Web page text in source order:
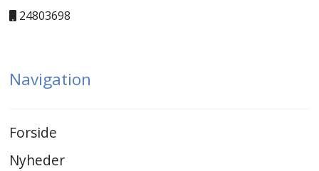
24803698
Navigation
Forside
Nyheder